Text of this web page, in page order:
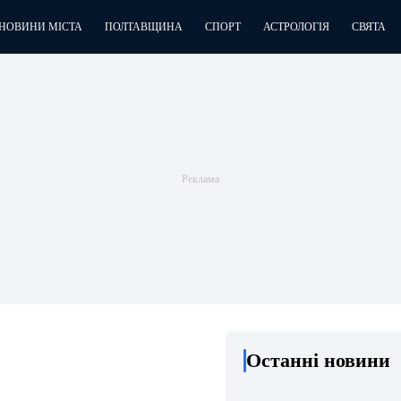
МІСТА ПОЛТАВЩИНА СПОРТ АСТРОЛОГІЯ СВЯТА
Останні новини